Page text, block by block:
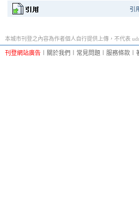
引
本城市刊登之內容為作者個人自行提供上傳，不代表
刊登網站廣告 關於我們 常見問題 服務條款